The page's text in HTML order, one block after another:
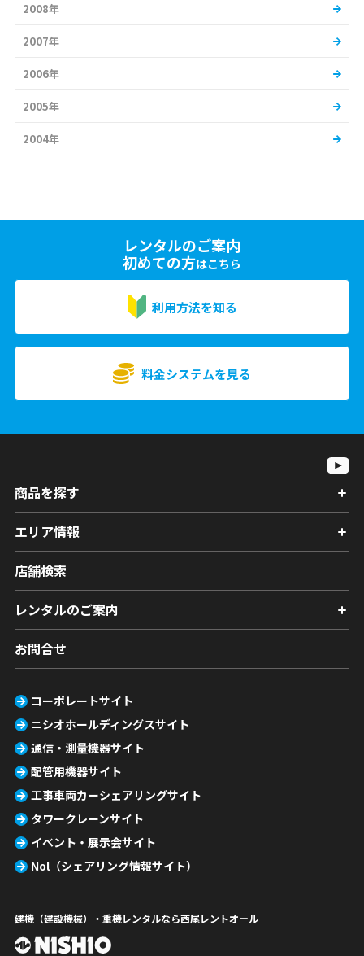
2008年
2007年
2006年
2005年
2004年
レンタルのご案内
初めての方はこちら
利用方法を知る
料金システムを見る
商品を探す
エリア情報
店舗検索
レンタルのご案内
お問合せ
コーポレートサイト
ニシオホールディングスサイト
通信・測量機器サイト
配管用機器サイト
工事車両カーシェアリングサイト
タワークレーンサイト
イベント・展示会サイト
Nol（シェアリング情報サイト）
建機（建設機械）・重機レンタルなら西尾レントオール